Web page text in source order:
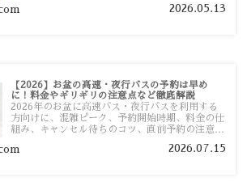
2026.05.13
【2026】お盆の高速・夜行バスの予約は早め
に！料金やギリギリの注意点など徹底解説
2026年のお盆に高速バス・夜行バスを利用する
方向けに、混雑ピーク、予約開始時期、料金の仕
組み、キャンセル待ちのコツ、直前予約の注意点
2026.07.15